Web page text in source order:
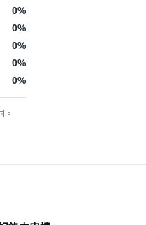
0%
0%
0%
0%
0%
。